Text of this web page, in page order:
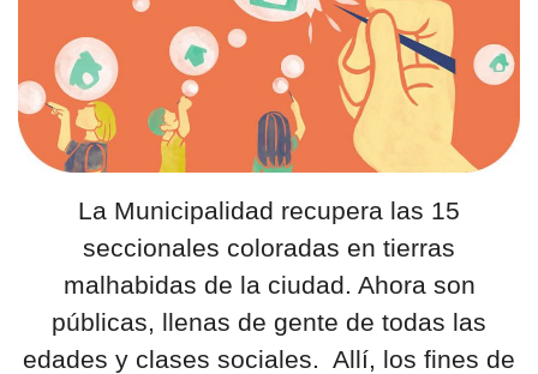
La Municipalidad recupera las 15
seccionales coloradas en tierras
malhabidas de la ciudad. Ahora son
públicas, llenas de gente de todas las
edades y clases sociales. Allí, los fines de